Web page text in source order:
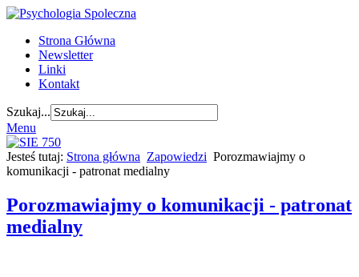
Strona Główna
Newsletter
Linki
Kontakt
Szukaj...
Menu
Jesteś tutaj: Strona główna Zapowiedzi Porozmawiajmy o
komunikacji - patronat medialny
Porozmawiajmy o komunikacji - patronat
medialny